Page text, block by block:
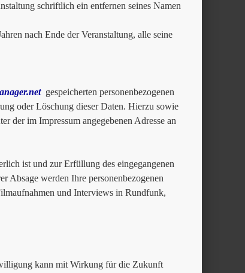
schriftlich ein entfernen seines Namen
nach Ende der Veranstaltung, alle seine
gespeicherten personenbezogenen
oder Löschung dieser Daten. Hierzu sowie
der im Impressum angegebenen Adresse an
ist und zur Erfüllung des eingegangenen
Absage werden Ihre personenbezogenen
und Interviews in Rundfunk,
kann mit Wirkung für die Zukunft